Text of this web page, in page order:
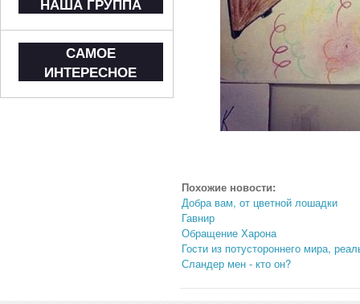
Похожие новости:
Добра вам, от цветной лошадки
Гавнир
Обращение Харона
Гости из потустороннего мира,
Сландер мен - кто он?
НАША ГРУППА
САМОЕ
ИНТЕРЕСНОЕ